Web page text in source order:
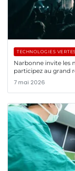
TECHNOLOGIES VERTES
Narbonne invite les
participez au grand
7 mai 2026